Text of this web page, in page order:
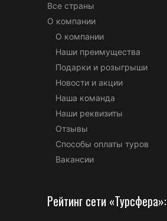
Все страны
О компании
О компании
Наши преимущества
Подарки и розыгрыши
Новости и акции
Наша команда
Наши реквизиты
Отзывы
Способы оплаты туров
Вакансии
Рейтинг сети «Турсфера»: